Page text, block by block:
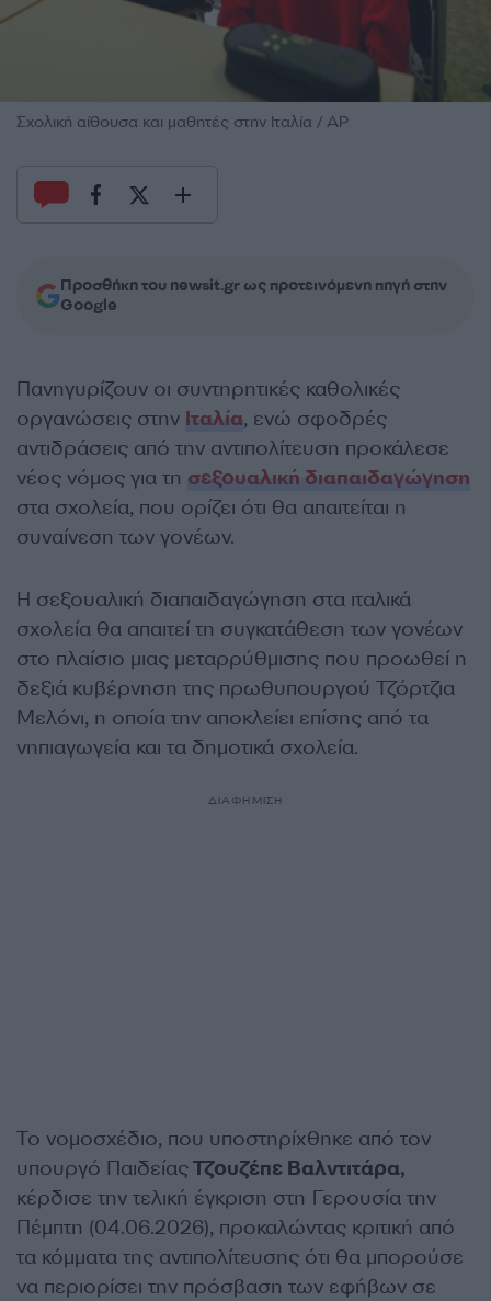
Σχολική αίθουσα και μαθητές στην Ιταλία / AP
Προσθήκη του newsit.gr ως προτεινόμενη πηγή στην
Google
Πανηγυρίζουν οι συντηρητικές καθολικές
οργανώσεις στην Ιταλία, ενώ σφοδρές
αντιδράσεις από την αντιπολίτευση προκάλεσε
νέος νόμος για τη σεξουαλική διαπαιδαγώγηση
στα σχολεία, που ορίζει ότι θα απαιτείται η
συναίνεση των γονέων.
Η σεξουαλική διαπαιδαγώγηση στα ιταλικά
σχολεία θα απαιτεί τη συγκατάθεση των γονέων
στο πλαίσιο μιας μεταρρύθμισης που προωθεί η
δεξιά κυβέρνηση της πρωθυπουργού Τζόρτζια
Μελόνι, η οποία την αποκλείει επίσης από τα
νηπιαγωγεία και τα δημοτικά σχολεία.
ΔΙΑΦΗΜΙΣΗ
Το νομοσχέδιο, που υποστηρίχθηκε από τον
υπουργό ΠαιδείαςΤζουζέπε Βαλντιτάρα,
κέρδισε την τελική έγκριση στη Γερουσία την
Πέμπτη (04.06.2026), προκαλώντας κριτική από
τα κόμματα της αντιπολίτευσης ότι θα μπορούσε
να περιορίσει την πρόσβαση των εφήβων σε